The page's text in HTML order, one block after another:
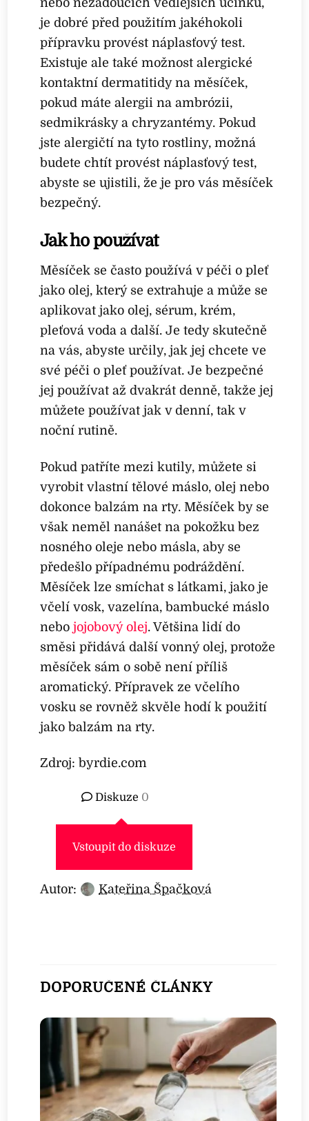
je dobré před použitím jakéhokoli
přípravku provést náplasťový test.
Existuje ale také možnost alergické
kontaktní dermatitidy na měsíček,
pokud máte alergii na ambrózii,
sedmikrásky a chryzantémy. Pokud
jste alergičtí na tyto rostliny, možná
budete chtít provést náplasťový test,
abyste se ujistili, že je pro vás měsíček
bezpečný.
Jak ho používat
Měsíček se často používá v péči o pleť
jako olej, který se extrahuje a může se
aplikovat jako olej, sérum, krém,
pleťová voda a další. Je tedy skutečně
na vás, abyste určily, jak jej chcete ve
své péči o pleť používat. Je bezpečné
jej používat až dvakrát denně, takže jej
můžete používat jak v denní, tak v
noční rutině.
Pokud patříte mezi kutily, můžete si
vyrobit vlastní tělové máslo, olej nebo
dokonce balzám na rty. Měsíček by se
však neměl nanášet na pokožku bez
nosného oleje nebo másla, aby se
předešlo případnému podráždění.
Měsíček lze smíchat s látkami, jako je
včelí vosk, vazelína, bambucké máslo
nebojojobový olej. Většina lidí do
směsi přidává další vonný olej, protože
měsíček sám o sobě není příliš
aromatický. Přípravek ze včelího
vosku se rovněž skvěle hodí k použití
jako balzám na rty.
Zdroj: byrdie.com
Diskuze 0
Vstoupit do diskuze
Autor: Kateřina Špačková
DOPORUČENÉ ČLÁNKY